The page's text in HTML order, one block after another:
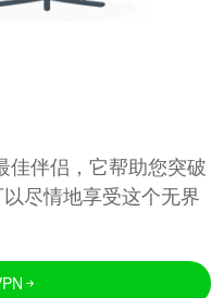
佳伴侣，它帮助您突破
尽情地享受这个无界